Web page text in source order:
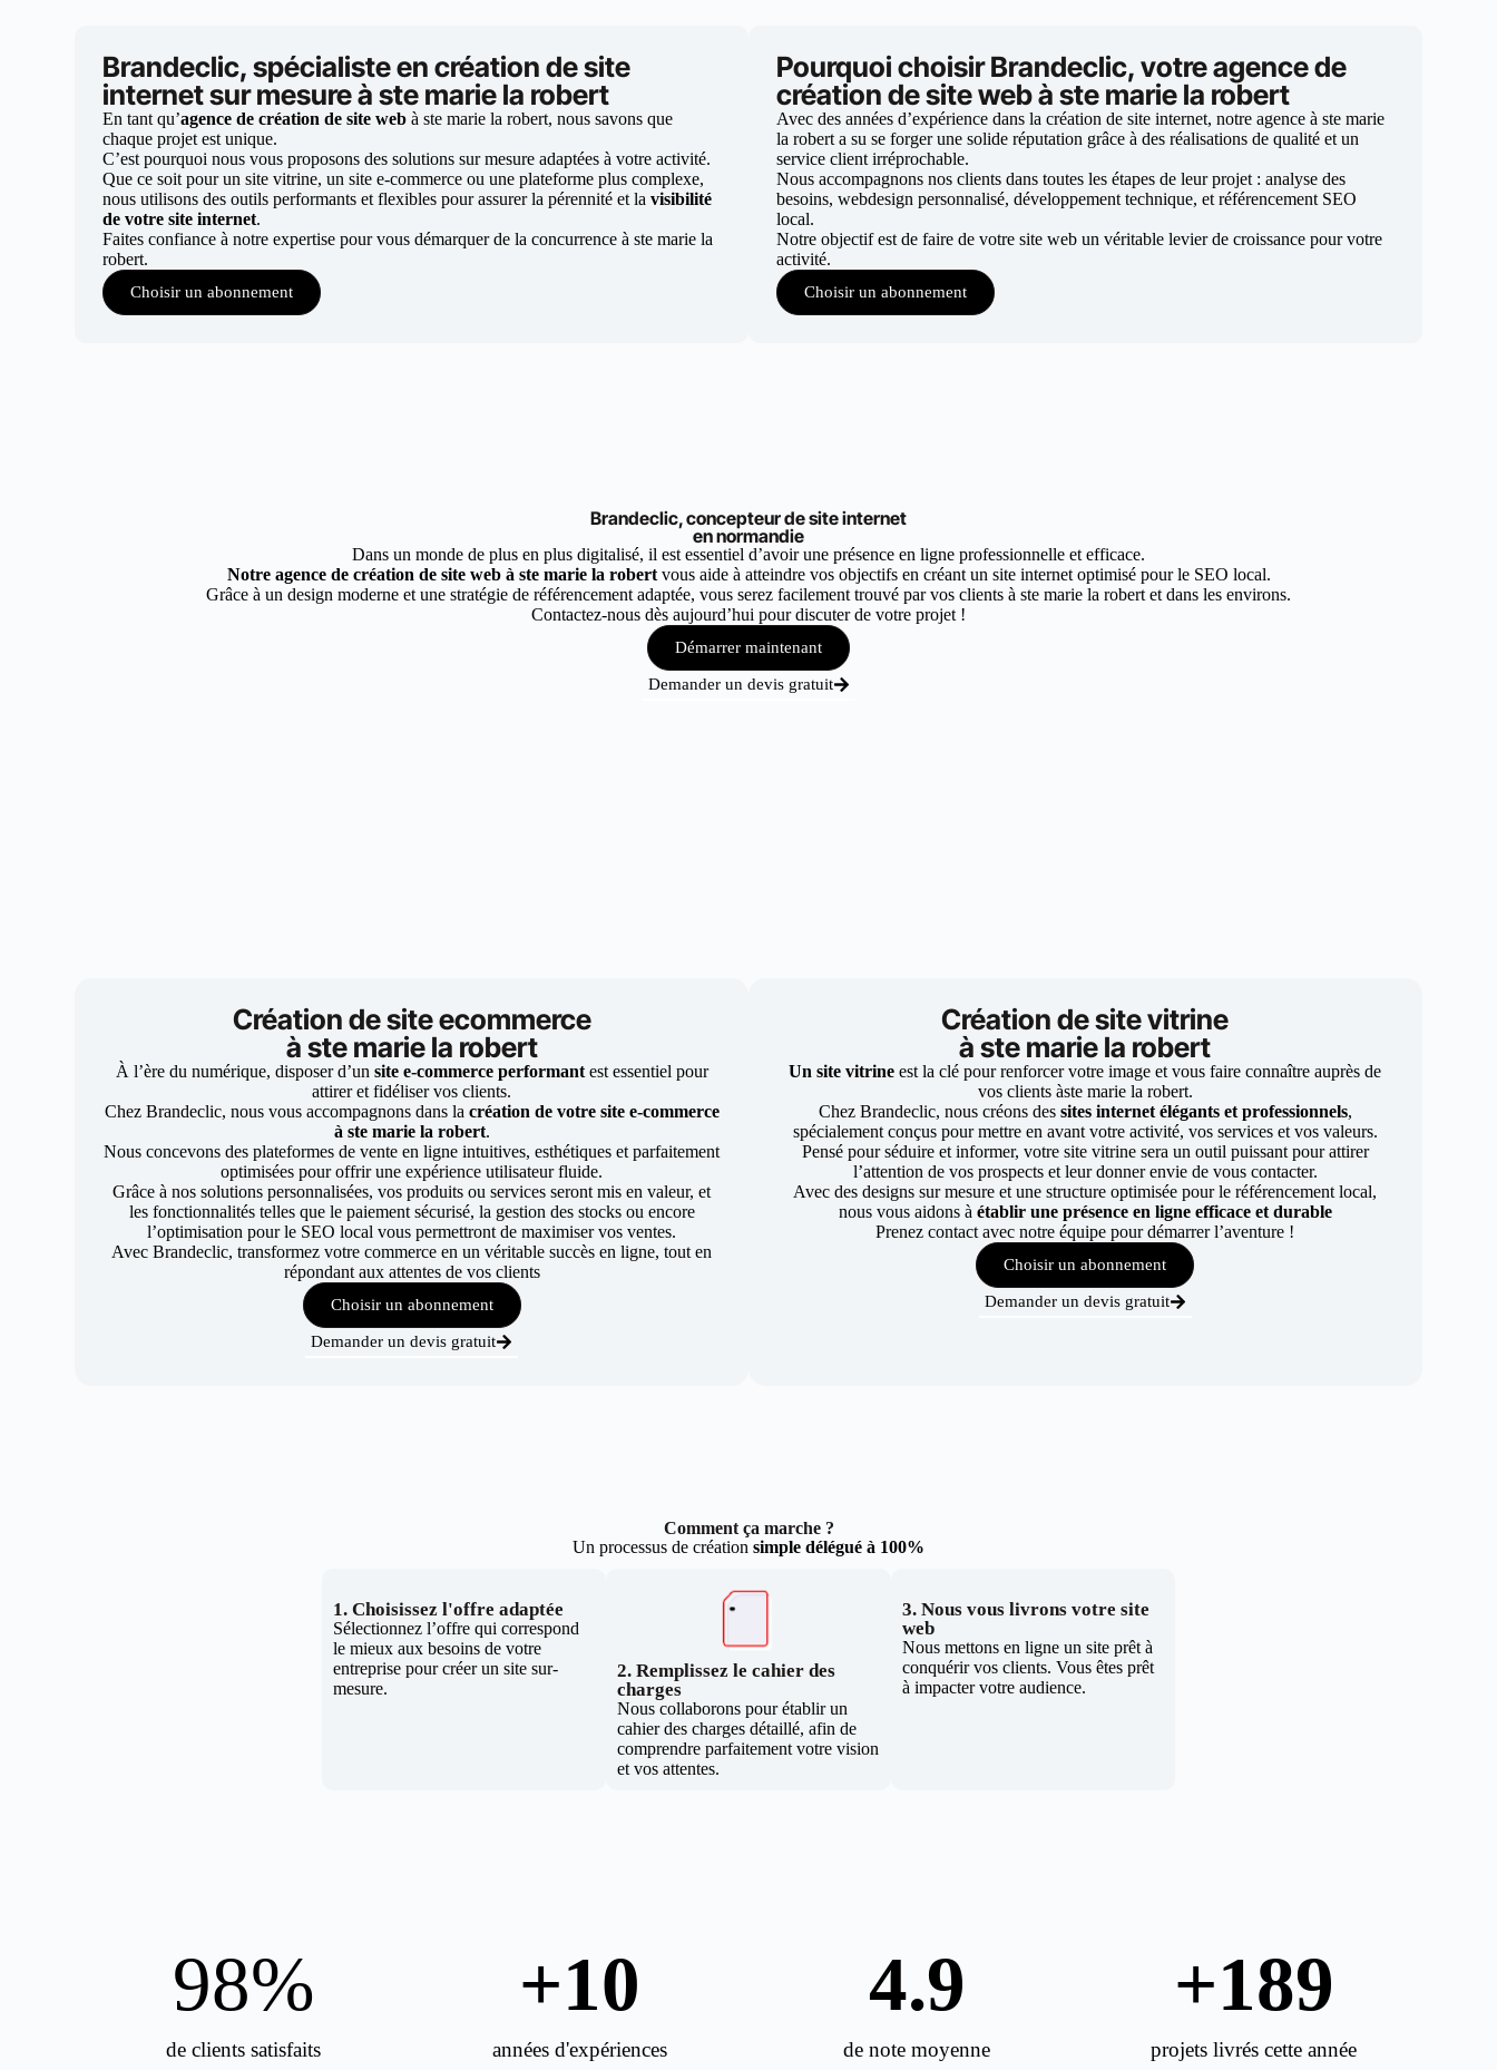
Brandeclic, spécialiste en création de site
internet sur mesure à ste marie la robert
En tant qu’agence de création de site web à ste marie la robert, nous savons que
chaque projet est unique.
C’est pourquoi nous vous proposons des solutions sur mesure adaptées à votre activité.
Que ce soit pour un site vitrine, un site e-commerce ou une plateforme plus complexe,
nous utilisons des outils performants et flexibles pour assurer la pérennité et lavisibilité
de votre site internet.
Faites confiance à notre expertise pour vous démarquer de la concurrence à ste marie la
robert.
Choisir un abonnement
Pourquoi choisir Brandeclic, votre agence de
création de site web à ste marie la robert
Avec des années d’expérience dans la création de site internet, notre agence à ste marie
la robert a su se forger une solide réputation grâce à des réalisations de qualité et un
service client irréprochable.
Nous accompagnons nos clients dans toutes les étapes de leur projet : analyse des
besoins, webdesign personnalisé, développement technique, et référencement SEO
local.
Notre objectif est de faire de votre site web un véritable levier de croissance pour votre
activité.
Choisir un abonnement
Brandeclic, concepteur de site internet
en normandie
Dans un monde de plus en plus digitalisé, il est essentiel d’avoir une présence en ligne professionnelle et efficace.
Notre agence de création de site web à ste marie la robertvous aide à atteindre vos objectifs en créant un site internet optimisé pour le SEO local.
Grâce à un design moderne et une stratégie de référencement adaptée, vous serez facilement trouvé par vos clients à ste marie la robert et dans les environs.
Contactez-nous dès aujourd’hui pour discuter de votre projet !
Démarrer maintenant
Demander un devis gratuit
Création de site ecommerce
à ste marie la robert
À l’ère du numérique, disposer d’un site e-commerce performant est essentiel pour
attirer et fidéliser vos clients.
Chez Brandeclic, nous vous accompagnons dans la création de votre site e-commerce
à ste marie la robert.
Nous concevons des plateformes de vente en ligne intuitives, esthétiques et parfaitement
optimisées pour offrir une expérience utilisateur fluide.
Grâce à nos solutions personnalisées, vos produits ou services seront mis en valeur, et
les fonctionnalités telles que le paiement sécurisé, la gestion des stocks ou encore
l’optimisation pour le SEO local vous permettront de maximiser vos ventes.
Avec Brandeclic, transformez votre commerce en un véritable succès en ligne, tout en
répondant aux attentes de vos clients
Choisir un abonnement
Demander un devis gratuit
Création de site vitrine
à ste marie la robert
Un site vitrine est la clé pour renforcer votre image et vous faire connaître auprès de
vos clients àste marie la robert.
Chez Brandeclic, nous créons dessites internet élégants et professionnels,
spécialement conçus pour mettre en avant votre activité, vos services et vos valeurs.
Pensé pour séduire et informer, votre site vitrine sera un outil puissant pour attirer
l’attention de vos prospects et leur donner envie de vous contacter.
Avec des designs sur mesure et une structure optimisée pour le référencement local,
nous vous aidons à établir une présence en ligne efficace et durable
Prenez contact avec notre équipe pour démarrer l’aventure !
Choisir un abonnement
Demander un devis gratuit
Comment ça marche ?
Un processus de création simple délégué à 100%
1. Choisissez l'offre adaptée
Sélectionnez l’offre qui correspond
le mieux aux besoins de votre
entreprise pour créer un site sur-
mesure.
2. Remplissez le cahier des
charges
Nous collaborons pour établir un
cahier des charges détaillé, afin de
comprendre parfaitement votre vision
et vos attentes.
3. Nous vous livrons votre site
web
Nous mettons en ligne un site prêt à
conquérir vos clients. Vous êtes prêt
à impacter votre audience.
de clients satisfaits
98%
années d'expériences
+10
de note moyenne
4.9
projets livrés cette année
+189